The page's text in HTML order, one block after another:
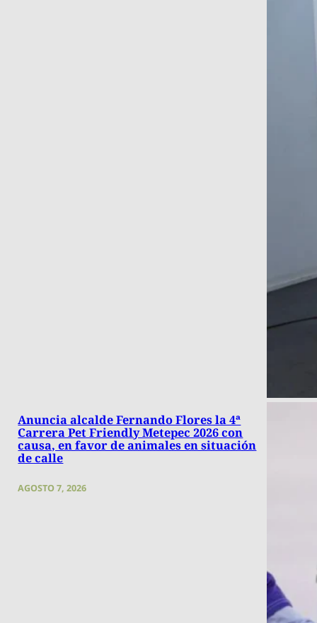
Anuncia alcalde Fernando Flores la 4ª
Carrera Pet Friendly Metepec 2026 con
causa, en favor de animales en situación
de calle
AGOSTO 7, 2026